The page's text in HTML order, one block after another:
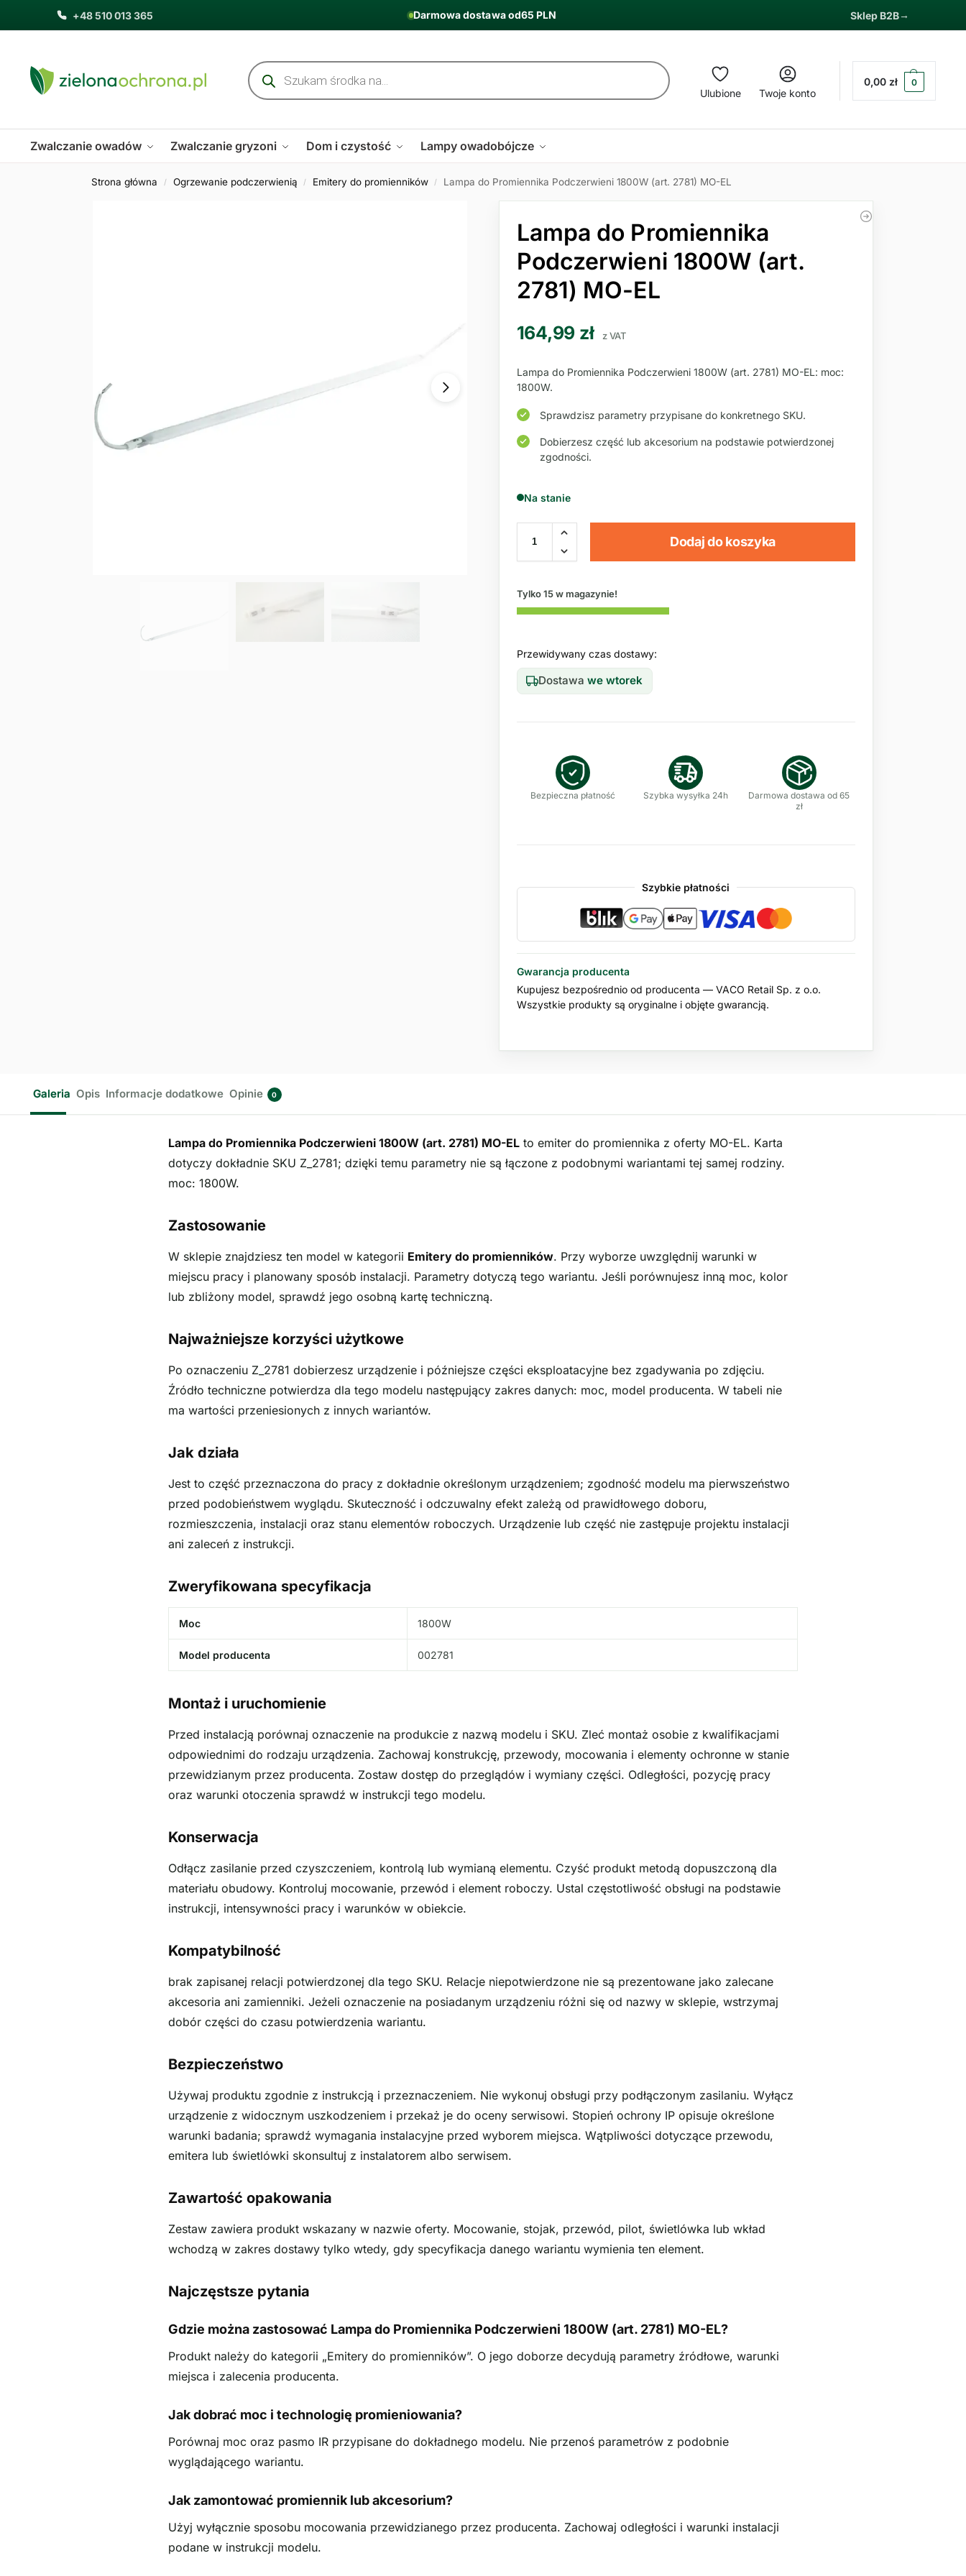
+48 510 013 365 Darmowa dostawa od65 PLN Sklep B2B
Ulubione Twoje konto
0,00 zł 0
Zwalczanie owadów Zwalczanie gryzoni Dom i czystość Lampy owadobójcze
Strona główna / Ogrzewanie podczerwienią / Emitery do promienników / Lampa do Promiennika Podczerwieni 1800W (art. 2781) MO-EL
Lampa do Promiennika
Podczerwieni 1800W (art.
2781) MO-EL
164,99 zł z VAT
Lampa do Promiennika Podczerwieni 1800W (art. 2781) MO-EL: moc:
1800W.
Sprawdzisz parametry przypisane do konkretnego SKU.
Dobierzesz część lub akcesorium na podstawie potwierdzonej
zgodności.
Na stanie
Dodaj do koszyka
Tylko 15 w magazynie!
Przewidywany czas dostawy:
Dostawawe wtorek
Bezpieczna płatność Szybka wysyłka 24h
Darmowa dostawa od 65
zł
Szybkie płatności
Gwarancja producenta
Kupujesz bezpośrednio od producenta — VACO Retail Sp. z o.o.
Wszystkie produkty są oryginalne i objęte gwarancją.
Galeria Opis Informacje dodatkowe Opinie 0
Lampa do Promiennika Podczerwieni 1800W (art. 2781) MO-ELto emiter do promiennika z oferty MO-EL. Karta
dotyczy dokładnie SKU Z_2781; dzięki temu parametry nie są łączone z podobnymi wariantami tej samej rodziny.
moc: 1800W.
Zastosowanie
W sklepie znajdziesz ten model w kategorii Emitery do promienników. Przy wyborze uwzględnij warunki w
miejscu pracy i planowany sposób instalacji. Parametry dotyczą tego wariantu. Jeśli porównujesz inną moc, kolor
lub zbliżony model, sprawdź jego osobną kartę techniczną.
Najważniejsze korzyści użytkowe
Po oznaczeniu Z_2781 dobierzesz urządzenie i późniejsze części eksploatacyjne bez zgadywania po zdjęciu.
Źródło techniczne potwierdza dla tego modelu następujący zakres danych: moc, model producenta. W tabeli nie
ma wartości przeniesionych z innych wariantów.
Jak działa
Jest to część przeznaczona do pracy z dokładnie określonym urządzeniem; zgodność modelu ma pierwszeństwo
przed podobieństwem wyglądu. Skuteczność i odczuwalny efekt zależą od prawidłowego doboru,
rozmieszczenia, instalacji oraz stanu elementów roboczych. Urządzenie lub część nie zastępuje projektu instalacji
ani zaleceń z instrukcji.
Zweryfikowana specyfikacja
Moc 1800W
Model producenta 002781
Montaż i uruchomienie
Przed instalacją porównaj oznaczenie na produkcie z nazwą modelu i SKU. Zleć montaż osobie z kwalifikacjami
odpowiednimi do rodzaju urządzenia. Zachowaj konstrukcję, przewody, mocowania i elementy ochronne w stanie
przewidzianym przez producenta. Zostaw dostęp do przeglądów i wymiany części. Odległości, pozycję pracy
oraz warunki otoczenia sprawdź w instrukcji tego modelu.
Konserwacja
Odłącz zasilanie przed czyszczeniem, kontrolą lub wymianą elementu. Czyść produkt metodą dopuszczoną dla
materiału obudowy. Kontroluj mocowanie, przewód i element roboczy. Ustal częstotliwość obsługi na podstawie
instrukcji, intensywności pracy i warunków w obiekcie.
Kompatybilność
brak zapisanej relacji potwierdzonej dla tego SKU. Relacje niepotwierdzone nie są prezentowane jako zalecane
akcesoria ani zamienniki. Jeżeli oznaczenie na posiadanym urządzeniu różni się od nazwy w sklepie, wstrzymaj
dobór części do czasu potwierdzenia wariantu.
Bezpieczeństwo
Używaj produktu zgodnie z instrukcją i przeznaczeniem. Nie wykonuj obsługi przy podłączonym zasilaniu. Wyłącz
urządzenie z widocznym uszkodzeniem i przekaż je do oceny serwisowi. Stopień ochrony IP opisuje określone
warunki badania; sprawdź wymagania instalacyjne przed wyborem miejsca. Wątpliwości dotyczące przewodu,
emitera lub świetlówki skonsultuj z instalatorem albo serwisem.
Zawartość opakowania
Zestaw zawiera produkt wskazany w nazwie oferty. Mocowanie, stojak, przewód, pilot, świetlówka lub wkład
wchodzą w zakres dostawy tylko wtedy, gdy specyfikacja danego wariantu wymienia ten element.
Najczęstsze pytania
Gdzie można zastosować Lampa do Promiennika Podczerwieni 1800W (art. 2781) MO-EL?
Produkt należy do kategorii „Emitery do promienników”. O jego doborze decydują parametry źródłowe, warunki
miejsca i zalecenia producenta.
Jak dobrać moc i technologię promieniowania?
Porównaj moc oraz pasmo IR przypisane do dokładnego modelu. Nie przenoś parametrów z podobnie
wyglądającego wariantu.
Jak zamontować promiennik lub akcesorium?
Użyj wyłącznie sposobu mocowania przewidzianego przez producenta. Zachowaj odległości i warunki instalacji
podane w instrukcji modelu.